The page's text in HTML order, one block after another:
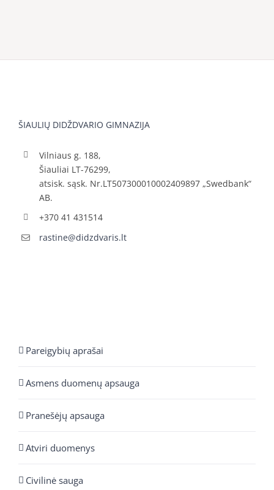
ŠIAULIŲ DIDŽDVARIO GIMNAZIJA
Vilniaus g. 188,
Šiauliai LT-76299,
atsisk. sąsk. Nr.LT507300010002409897 „Swedbank“
AB.
+370 41 431514
rastine@didzdvaris.lt
Pareigybių aprašai
Asmens duomenų apsauga
Pranešėjų apsauga
Atviri duomenys
Civilinė sauga